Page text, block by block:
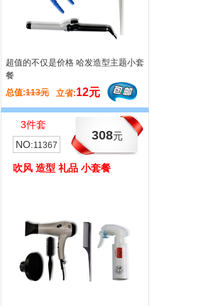
仅是价格 哈发造型主题小套
元 立省:12元
11367
308 元
造型 礼品 小套餐
造型设计师 首选裁剪
总值: